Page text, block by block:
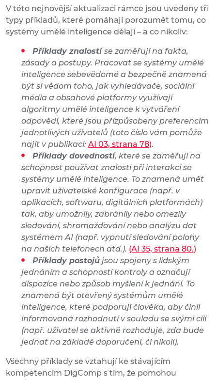
V této nejnovější aktualizaci rámce jsou uvedeny tři
typy příkladů, které pomáhají porozumět tomu, co
systémy umělé inteligence dělají – a co nikoliv:
Příklady znalostí se zaměřují na fakta,
zásady a postupy. Pracovat se systémy umělé
inteligence sebevědomě a bezpečně znamená
být si vědom toho, jak vyhledávače, sociální
média a obsahové platformy využívají
algoritmy umělé inteligence k vytváření
odpovědí, které jsou přizpůsobeny preferencím
jednotlivých uživatelů (toto číslo vám pomůže
najít v publikaci: AI 03, strana 78).
Příklady dovedností, které se zaměřují na
schopnost používat znalosti při interakci se
systémy umělé inteligence. To znamená umět
upravit uživatelské konfigurace (např. v
aplikacích, softwaru, digitálních platformách)
tak, aby umožnily, zabránily nebo omezily
sledování, shromažďování nebo analýzu dat
systémem AI (např. vypnutí sledování polohy
na našich telefonech atd.). (AI 35, strana 80.)
Příklady postojů jsou spojeny s lidským
jednáním a schopností kontroly a označují
dispozice nebo způsob myšlení k jednání. To
znamená být otevřený systémům umělé
inteligence, které podporují člověka, aby činil
informovaná rozhodnutí v souladu se svými cíli
(např. uživatel se aktivně rozhoduje, zda bude
jednat na základě doporučení, či nikoli).
Všechny příklady se vztahují ke stávajícím
kompetencím DigComp s tím, že pomohou